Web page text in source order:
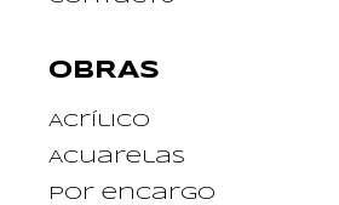
OBRAS
Acrílico
Acuarelas
Por encargo